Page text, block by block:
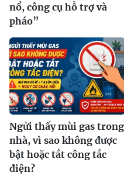
nổ, công cụ hỗ trợ và
pháo”
Ngửi thấy mùi gas trong
nhà, vì sao không được
bật hoặc tắt công tắc
điện?